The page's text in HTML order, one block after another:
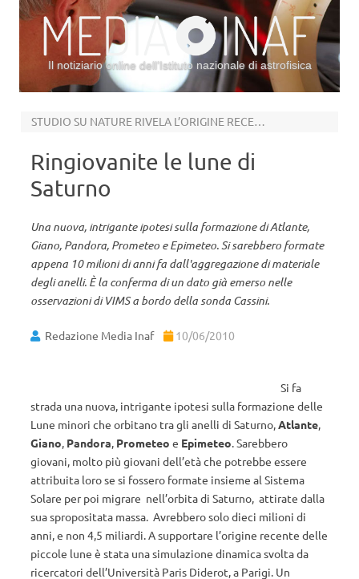
Il notiziario online dell’Istituto nazionale di astrofisica
STUDIO SU NATURE RIVELA L’ORIGINE RECENTE
Ringiovanite le lune di
Saturno
Una nuova, intrigante ipotesi sulla formazione di Atlante,
Giano, Pandora, Prometeo e Epimeteo. Si sarebbero formate
appena 10 milioni di anni fa dall'aggregazione di materiale
degli anelli. È la conferma di un dato già emerso nelle
osservazioni di VIMS a bordo della sonda Cassini.
Redazione Media Inaf 10/06/2010
Si fa
strada una nuova, intrigante ipotesi sulla formazione delle
Lune minori che orbitano tra gli anelli di Saturno,Atlante,
Giano, Pandora, Prometeo e Epimeteo. Sarebbero
giovani, molto più giovani dell’età che potrebbe essere
attribuita loro se si fossero formate insieme al Sistema
Solare per poi migrare nell’orbita di Saturno, attirate dalla
sua spropositata massa. Avrebbero solo dieci milioni di
anni, e non 4,5 miliardi. A supportare l’origine recente delle
piccole lune è stata una simulazione dinamica svolta da
ricercatori dell’Università Paris Diderot, a Parigi. Un